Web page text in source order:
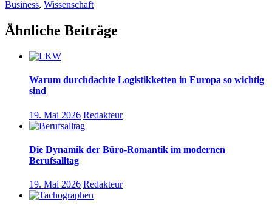
Business, Wissenschaft
Ähnliche Beiträge
Warum durchdachte Logistikketten in Europa so wichtig
sind
19. Mai 2026 Redakteur
Die Dynamik der Büro-Romantik im modernen
Berufsalltag
19. Mai 2026 Redakteur